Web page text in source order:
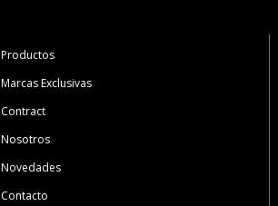
Productos
Marcas Exclusivas
Contract
Nosotros
Novedades
Contacto